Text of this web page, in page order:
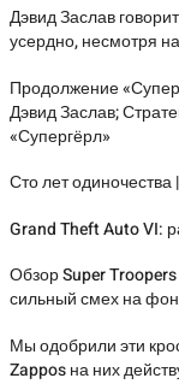
Дэвид Заслав
усердно, несмотря
Продолжение
Дэвид Заслав;
«Супергёрл»
Сто лет
Grand Theft Auto VI:
Обзор Super
сильный смех на
Мы одобрили эти
Zappos на них